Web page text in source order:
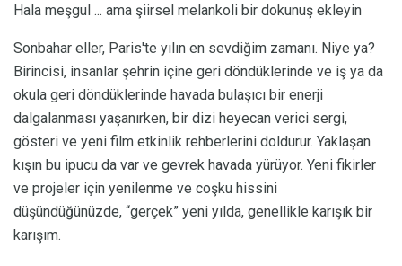
Hala meşgul ... ama şiirsel melankoli bir dokunuş ekleyin
Sonbahar eller, Paris'te yılın en sevdiğim zamanı. Niye ya?
Birincisi, insanlar şehrin içine geri döndüklerinde ve iş ya da
okula geri döndüklerinde havada bulaşıcı bir enerji
dalgalanması yaşanırken, bir dizi heyecan verici sergi,
gösteri ve yeni film etkinlik rehberlerini doldurur. Yaklaşan
kışın bu ipucu da var ve gevrek havada yürüyor. Yeni fikirler
ve projeler için yenilenme ve coşku hissini
düşündüğünüzde, “gerçek” yeni yılda, genellikle karışık bir
karışım.